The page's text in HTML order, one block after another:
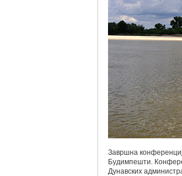
Завршна
Будимпешти.
Дунавских